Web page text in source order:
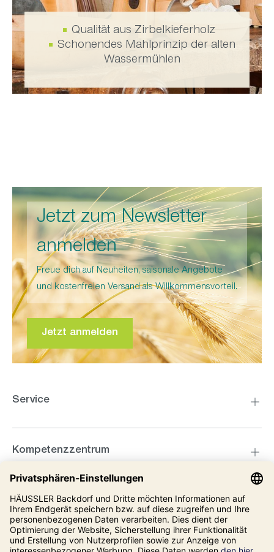
Qualität aus Zirbelkieferholz
Schonendes Mahlprinzip der alten
Wassermühlen
Hochwertiges Steinmahlwerk aus
Keramik und Korund
Stufenlos einstellen: keine mahlt
Jetzt zum Newsletter
anmelden
Freue dich auf Neuheiten, saisonale Angebote
und kostenfreien Versand als Willkommensvorteil.
Jetzt anmelden
Service
Kompetenzzentrum
Informationen